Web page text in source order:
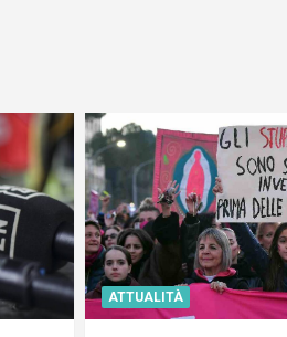
ATTUALITÀ